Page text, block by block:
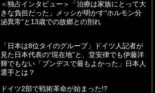
＜独占インタビュー＞「治療は家族にとって大
きな負担だった」メッシが明かす“ホルモン分
泌異常”と13歳での故郷との別れ
「日本は8位タイのグループ」ドイツ人記者が
見た日本代表の“現在地”と、堂安律でも伊藤洋
輝でもない「ブンデスで最もよかった」日本人
選手とは？
ドイツ2部で戦術革命が始まった!?